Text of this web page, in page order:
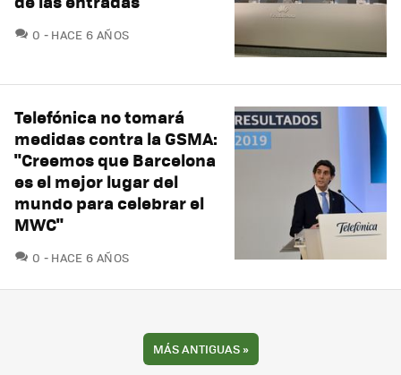
0 COMENTARIOS
HACE 6 AÑOS
Telefónica no tomará
medidas contra la GSMA:
"Creemos que Barcelona
es el mejor lugar del
mundo para celebrar el
MWC"
0 COMENTARIOS
HACE 6 AÑOS
MÁS ANTIGUAS»